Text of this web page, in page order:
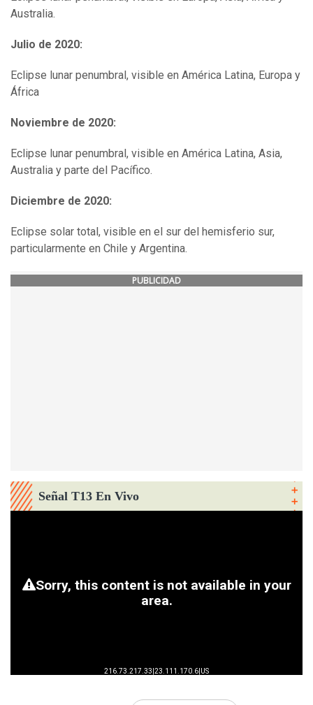
Australia.
Julio de 2020:
Eclipse lunar penumbral, visible en América Latina, Europa y
África
Noviembre de 2020:
Eclipse lunar penumbral, visible en América Latina, Asia,
Australia y parte del Pacífico.
Diciembre de 2020:
Eclipse solar total, visible en el sur del hemisferio sur,
particularmente en Chile y Argentina.
PUBLICIDAD
Señal T13 En Vivo